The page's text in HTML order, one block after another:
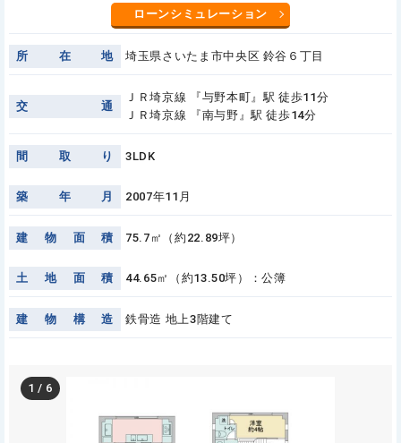
ローンシミュレーション
所 在 地 埼玉県さいたま市中央区 鈴谷６丁目
交 通
ＪＲ埼京線 『与野本町』駅 徒歩11分
ＪＲ埼京線 『南与野』駅 徒歩14分
間 取 り 3LDK
築 年 月 2007年11月
建 物 面 積 75.7㎡（約22.89坪）
土 地 面 積 44.65㎡（約13.50坪）：公簿
建 物 構 造 鉄骨造 地上3階建て
1 / 6